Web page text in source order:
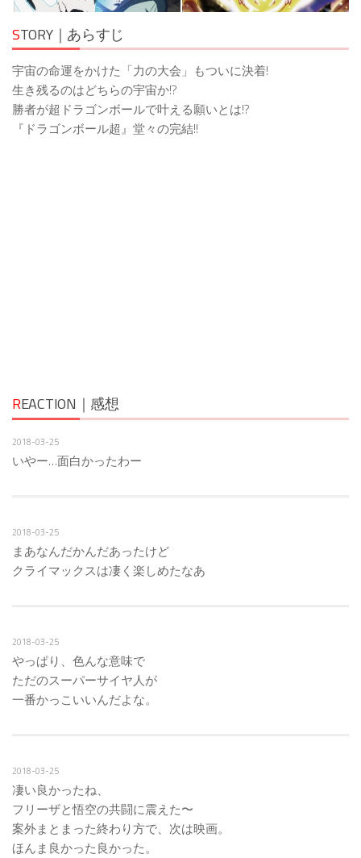
STORY｜あらすじ
宇宙の命運をかけた「力の大会」もついに決着!
生き残るのはどちらの宇宙か!?
勝者が超ドラゴンボールで叶える願いとは!?
『ドラゴンボール超』堂々の完結!!
REACTION｜感想
2018-03-25
いやー…面白かったわー
2018-03-25
まあなんだかんだあったけど
クライマックスは凄く楽しめたなあ
2018-03-25
やっぱり、色んな意味で
ただのスーパーサイヤ人が
一番かっこいいんだよな。
2018-03-25
凄い良かったね、
フリーザと悟空の共闘に震えた〜
案外まとまった終わり方で、次は映画。
ほんま良かった良かった。